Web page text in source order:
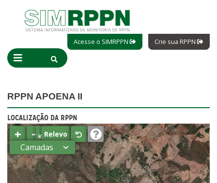
Acesse o SIMRPPN Crie sua RPPN
RPPN APOENA II
LOCALIZAÇÃO DA RPPN
+ −⤢Relevo
Camadas
Estados
Municípios